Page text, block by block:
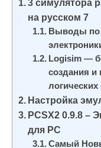
3 симулятора
на русском 7
Выводы по
Logisim —
создания
логических
Настройка
PCSX2 0.9.8 –
для PC
Самый